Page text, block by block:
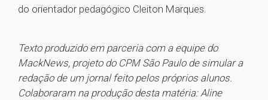
do orientador pedagógico Cleiton Marques.
Texto produzido em parceria com a equipe do
MackNews, projeto do CPM São Paulo de simular a
redação de um jornal feito pelos próprios alunos.
Colaboraram na produção desta matéria: Aline